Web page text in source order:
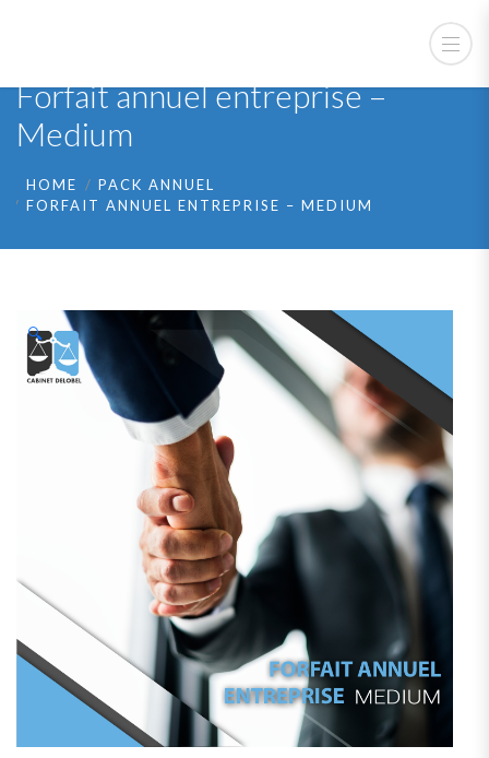
Forfait annuel entreprise –
Medium
HOME
PACK ANNUEL
FORFAIT ANNUEL ENTREPRISE – MEDIUM
🔍